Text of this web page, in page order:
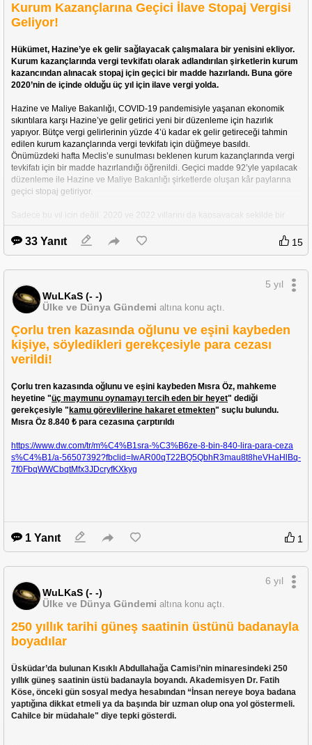
Kurum Kazançlarına Geçici İlave Stopaj Vergisi
Geliyor!
Hükümet, Hazine’ye ek gelir sağlayacak çalışmalara bir yenisini ekliyor.
Kurum kazançlarında vergi tevkifatı olarak adlandırılan şirketlerin kurum
kazancından alınacak stopaj için geçici bir madde hazırlandı. Buna göre
2020’nin de içinde olduğu üç yıl için ilave vergi yolda.
Hazine ve Maliye Bakanlığı, COVID-19 pandemisiyle yaşanan ekonomik
sıkıntılara karşı Hazine’ye gelir getirici yeni bir düzenleme için hazırlık
yapıyor. Bütçe vergi gelirlerinin yüzde 4’ü kadar ek gelir getireceği tahmin
edilen kurum kazançlarında vergi tevkifatı için düğmeye basıldı.
Önümüzdeki hafta Meclis’e sunulması beklenen kurum kazançlarında vergi
tevkifatı için bir madde hazırlandığı öğrenildi. Geçici madde 92’yle yapılacak
düzenleme ile Hazine ve Maliye Bakanlığı şirketlerde oluşan kâr paylarına
geçici stopaj getiriyor.
Sadece bu yıl için değil, 2020 ve 2022 yıllarını da kapsayacak şekilde bir
düzenleme yapıldığı belirtildi. Buna göre kâr elde eden şirketlerden, 2020 ve
2021 hesap dönemlerine ait kazançları için yüzde 10, 2022 hesap
aldığı torba yasa teklifinin önümüzdeki hafta Meclis’e sunulması bekleniyor.
Henüz netleşmiş bir karar olmadığını söyleyen TÜRMOB Genel Başkanı
kapatılmasına yönelik çeşitli adımlar atıldı. Finansman gider kısıtlaması
yapıldı, KDV tevkifatlarının kapsamı genişletildi. Bu türden düzenlemelere
ihtiyaç olduğu çok ortada. Kurum vergisi tevkifatı ise yine gelir getirici bir
uygulanmıştı. Böyle bir düzenleme kurumlar için ilave bir vergi anlamına
gelir. 2020 yılını kapsayarak yapılması halinde kapanmış bir yılı
vergilendirilmiş olur. Bu da yasaların geriye doğru yürümeyeceği ilkesine
uygun olmaz” dedi.
https://www.dunya.com/ekonomi/kurum-kazanclarina-gecici-stopaj-geliyor-h
aberi-612458
33 Yanıt 15
WuLKaS (- -)
Ülke ve Dünya Gündemi altına konu açtı.
5 yıl
Çorlu tren kazasında oğlunu ve eşini kaybeden
kişiye, söyledikleri gerekçesiyle para cezası
verildi!
Çorlu tren kazasında oğlunu ve eşini kaybeden Mısra Öz, mahkeme
heyetine "üç maymunu oynamayı tercih eden bir heyet" dediği
gerekçesiyle "kamu görevlilerine hakaret etmekten" suçlu bulundu.
Mısra Öz 8.840 ₺ para cezasına çarptırıldı
https://www.dw.com/tr/m%C4%B1sra-%C3%B6ze-8-bin-840-lira-para-ceza
s%C4%B1/a-56507392?fbclid=IwAR00qT22BQ5QbhR3mau8t8heVHaHlBq-
7f0FbqWWCbqtMfx3JDcryfKXkyg
1 Yanıt 1
WuLKaS (- -)
Ülke ve Dünya Gündemi altına konu açtı.
6 yıl
250 yıllık tarihi güneş saatinin üstünü badanayla
boyadılar
Üsküdar’da bulunan Kısıklı Abdullahağa Camisi’nin minaresindeki 250
yıllık güneş saatinin üstü badanayla boyandı. Akademisyen Dr. Fatih
Köse, önceki gün sosyal medya hesabından “İnsan nereye boya badana
yaptığına dikkat etmeli ya da başında bir uzman olup ona yol göstermeli.
Cahilce bir müdahale" diye tepki gösterdi.